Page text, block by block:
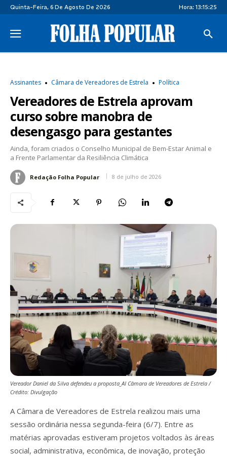
Quinta-Feira, 6 De Agosto De 2026 Hora: 13:15:25
Assinantes Câmara de Vereadores de Estrela Política
Vereadores de Estrela aprovam
curso sobre manobra de
desengasgo para gestantes
Ainda, foram criados o Conselho Municipal de Bem-Estar Animal e
a Frente Parlamentar da Resiliência Climática
Redação Folha Popular 8 de julho de 2026
Vereador Daniel da Silva defendeu a proposta_AI Câmara de Vereadores de Estrela /
Crédito: Divulgação
A Câmara de Vereadores de Estrela realizou mais uma
sessão ordinária nessa segunda-feira (6/7). Entre as
matérias aprovadas estiveram projetos voltados às áreas
social, administrativa, econômica, de inovação, proteção